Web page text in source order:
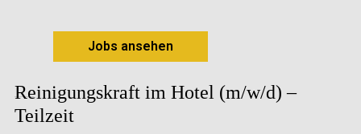
Jobs ansehen
Reinigungskraft im Hotel (m/w/d) –
Teilzeit